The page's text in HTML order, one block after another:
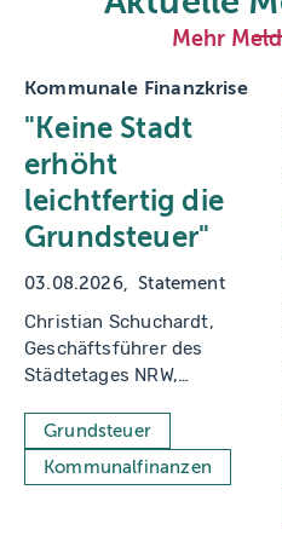
Mehr
Kommunale Finanzkrise
"Keine Stadt
erhöht
leichtfertig die
Grundsteuer"
03.08.2026 Statement
Christian Schuchardt,
Geschäftsführer des
Städtetages NRW,
Rheinischen Post
Grundsteuer
Kommunalfinanzen